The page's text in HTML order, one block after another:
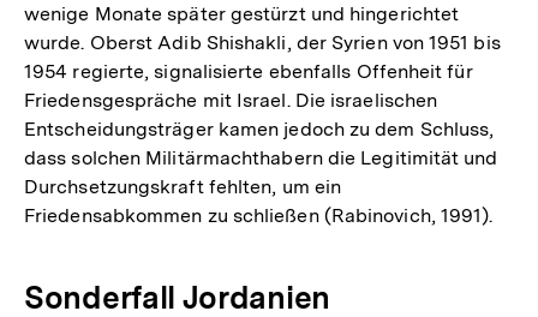
wenige Monate später gestürzt und hingerichtet
wurde. Oberst Adib Shishakli, der Syrien von 1951 bis
1954 regierte, signalisierte ebenfalls Offenheit für
Friedensgespräche mit Israel. Die israelischen
Entscheidungsträger kamen jedoch zu dem Schluss,
dass solchen Militärmachthabern die Legitimität und
Durchsetzungskraft fehlten, um ein
Friedensabkommen zu schließen (Rabinovich, 1991).
Sonderfall Jordanien